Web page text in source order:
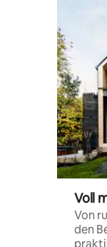
Voll
Von
den